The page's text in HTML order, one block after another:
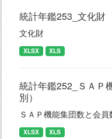
統計年鑑253_文化財
文化財
XLSX XLS
統計年鑑252_ＳＡＰ
別）
ＳＡＰ機能集団数と会員
XLSX XLS